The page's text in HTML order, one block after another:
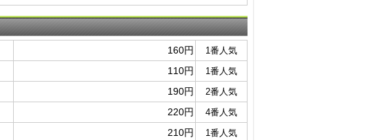
160円 1番人気
110円 1番人気
190円 2番人気
220円 4番人気
210円 1番人気